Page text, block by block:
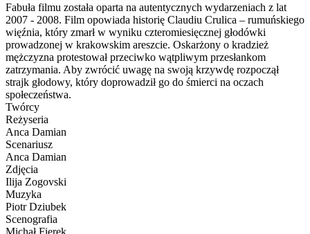
Fabuła filmu została oparta na autentycznych wydarzeniach z lat
2007 - 2008. Film opowiada historię Claudiu Crulica – rumuńskiego
więźnia, który zmarł w wyniku czteromiesięcznej głodówki
prowadzonej w krakowskim areszcie. Oskarżony o kradzież
mężczyzna protestował przeciwko wątpliwym przesłankom
zatrzymania. Aby zwrócić uwagę na swoją krzywdę rozpoczął
strajk głodowy, który doprowadził go do śmierci na oczach
społeczeństwa.
Twórcy
Reżyseria
Anca Damian
Scenariusz
Anca Damian
Zdjęcia
Ilija Zogovski
Muzyka
Piotr Dziubek
Scenografia
Michał Fierek